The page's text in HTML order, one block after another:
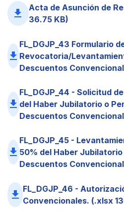
file_download
Acta de Asunción de
36.75 KB)
file_download
FL_DGJP_43 Formulario
Revocatoria/
Descuentos
file_download
FL_DGJP_44 - Solicitud
del Haber Jubilatorio o
Descuentos
file_download
FL_DGJP_45 -
50% del Haber
Descuentos
file_download FL_DGJP_46 -
Convencionales. (.xlsx